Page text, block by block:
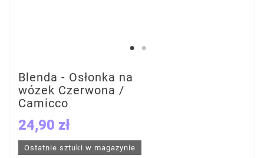
Blenda - Osłonka na
wózek Czerwona /
Camicco
24,90 zł
Ostatnie sztuki w magazynie